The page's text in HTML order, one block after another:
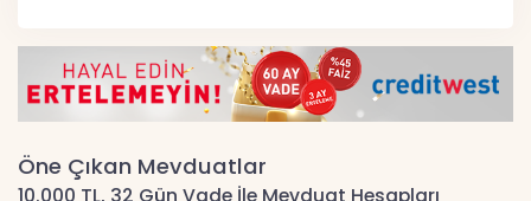
Öne Çıkan Mevduatlar
10.000 TL, 32 Gün Vade İle Mevduat Hesapları